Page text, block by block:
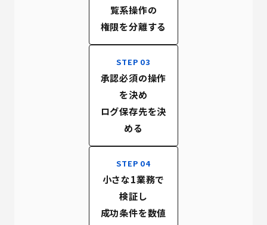
覧系操作の
権限を分離する
STEP 03
承認必須の操作
を決め
ログ保存先を決
める
STEP 04
小さな1業務で
検証し
成功条件を数値